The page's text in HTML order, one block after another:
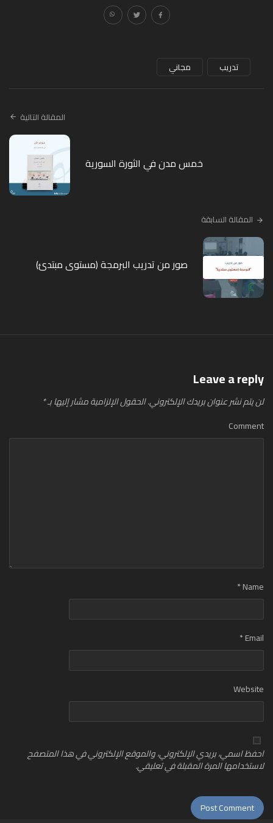
تدريب مجاني
المقالة التالية
خمس مدن في الثورة السورية
المقالة السابقة
صور من تدريب البرمجة (مستوى مبتدئ)
Leave a reply
لن يتم نشر عنوان بريدك الإلكتروني.الحقول الإلزامية مشار إليها بـ*
Comment
Name
*
Email
*
Website
احفظ اسمي، بريدي الإلكتروني، والموقع الإلكتروني في هذا المتصفح
لاستخدامها المرة المقبلة في تعليقي.